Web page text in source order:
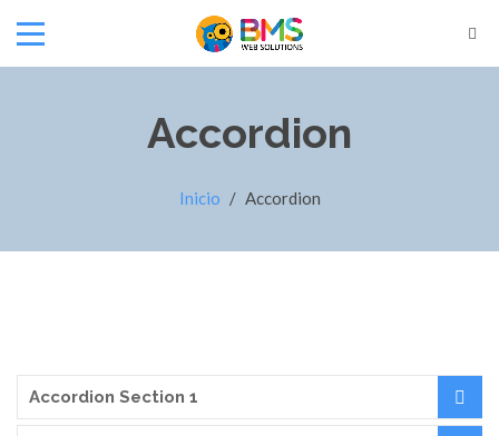
Accordion
Inicio / Accordion
Accordion Section 1